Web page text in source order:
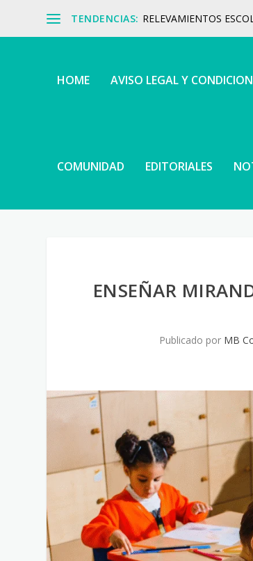
TENDENCIAS: RELEVAMIENTOS
HOME AVISO LEGAL Y
COMUNIDAD EDITORIALES
ENSEÑAR
Publicado por MB